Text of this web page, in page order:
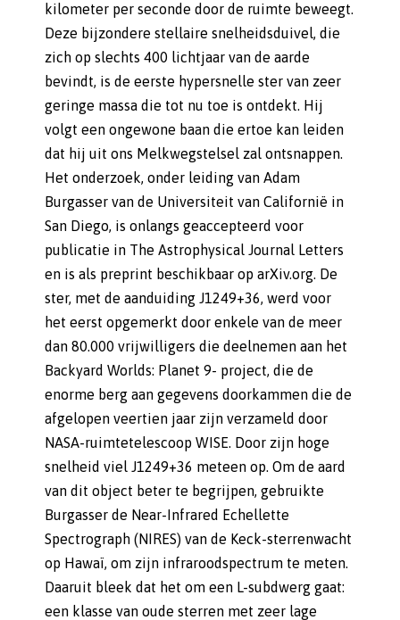
kilometer per seconde door de ruimte beweegt.
Deze bijzondere stellaire snelheidsduivel, die
zich op slechts 400 lichtjaar van de aarde
bevindt, is de eerste hypersnelle ster van zeer
geringe massa die tot nu toe is ontdekt. Hij
volgt een ongewone baan die ertoe kan leiden
dat hij uit ons Melkwegstelsel zal ontsnappen.
Het onderzoek, onder leiding van Adam
Burgasser van de Universiteit van Californië in
San Diego, is onlangs geaccepteerd voor
publicatie in The Astrophysical Journal Letters
en is als preprint beschikbaar op arXiv.org. De
ster, met de aanduiding J1249+36, werd voor
het eerst opgemerkt door enkele van de meer
dan 80.000 vrijwilligers die deelnemen aan het
Backyard Worlds: Planet 9- project, die de
enorme berg aan gegevens doorkammen die de
afgelopen veertien jaar zijn verzameld door
NASA-ruimtetelescoop WISE. Door zijn hoge
snelheid viel J1249+36 meteen op. Om de aard
van dit object beter te begrijpen, gebruikte
Burgasser de Near-Infrared Echellette
Spectrograph (NIRES) van de Keck-sterrenwacht
op Hawaï, om zijn infraroodspectrum te meten.
Daaruit bleek dat het om een L-subdwerg gaat:
een klasse van oude sterren met zeer lage